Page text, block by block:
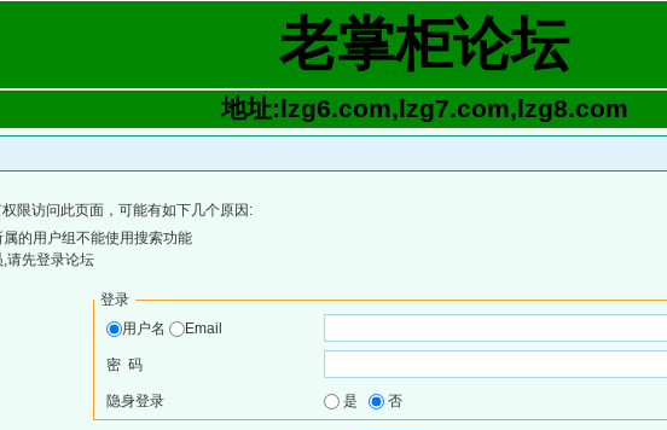
老掌柜论坛
地址:lzg6.com,lzg7.com,lzg8.com
限访问此页面，可能有如下几个原因:
的用户组不能使用搜索功能
请先登录论坛
登录
用户名
Email
密 码
隐身登录 是 否